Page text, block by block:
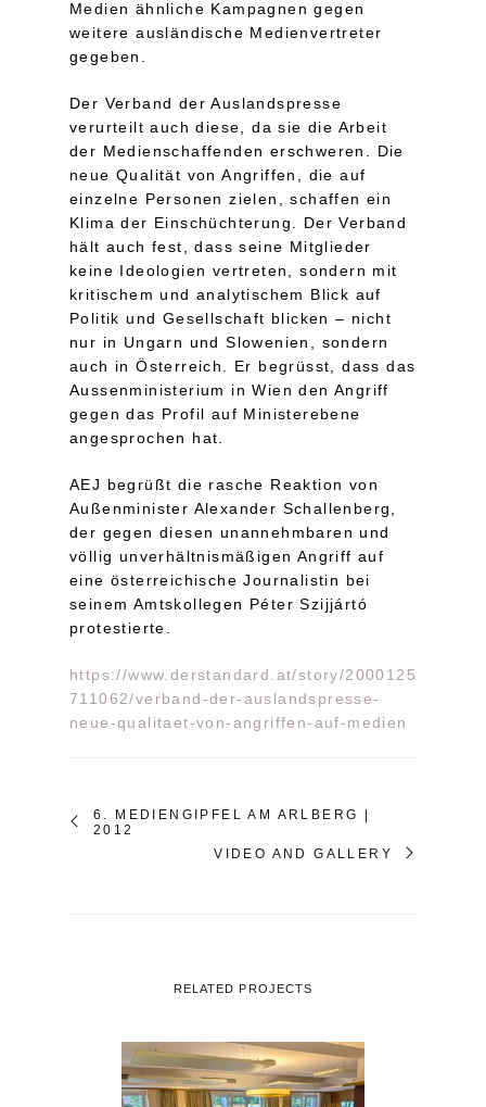
Medien ähnliche Kampagnen gegen
weitere ausländische Medienvertreter
gegeben.
Der Verband der Auslandspresse
verurteilt auch diese, da sie die Arbeit
der Medienschaffenden erschweren. Die
neue Qualität von Angriffen, die auf
einzelne Personen zielen, schaffen ein
Klima der Einschüchterung. Der Verband
hält auch fest, dass seine Mitglieder
keine Ideologien vertreten, sondern mit
kritischem und analytischem Blick auf
Politik und Gesellschaft blicken – nicht
nur in Ungarn und Slowenien, sondern
auch in Österreich. Er begrüsst, dass das
Aussenministerium in Wien den Angriff
gegen das Profil auf Ministerebene
angesprochen hat.
AEJ begrüßt die rasche Reaktion von
Außenminister Alexander Schallenberg,
der gegen diesen unannehmbaren und
völlig unverhältnismäßigen Angriff auf
eine österreichische Journalistin bei
seinem Amtskollegen Péter Szijjártó
protestierte.
https://www.derstandard.at/story/2000125
711062/verband-der-auslandspresse-
neue-qualitaet-von-angriffen-auf-medien
6. MEDIENGIPFEL AM ARLBERG |
2012
VIDEO AND GALLERY
RELATED PROJECTS